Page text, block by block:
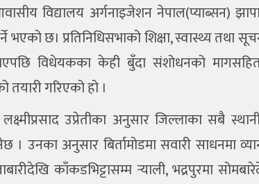
विद्यालय अर्गनाइजेशन नेपाल(प्याब्सन)
भएको छ। प्रतिनिधिसभाको शिक्षा, स्वास्थ्य तथा
विधेयकका केही बुँदा संशोधनको
गरिएको हो ।
उप्रेतीका अनुसार जिल्लाका सबै
। उनका अनुसार बिर्तामोडमा सवारी साधनमा
काँकडभिट्टासम्म र्‍याली, भद्रपुरमा